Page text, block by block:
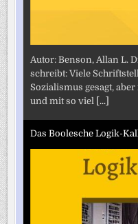
Autor: Benson, Allan L.
schreibt: Viele
Sozialismus gesagt,
und mit so viel [...]
Das Boolesche Logik-